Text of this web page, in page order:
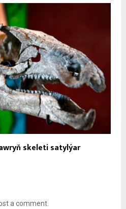
skeleti satylýar
a comment.